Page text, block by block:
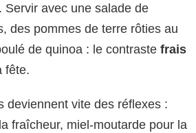
Servir avec une salade de
des pommes de terre rôties au
de quinoa : le contraste frais
fête.
deviennent vite des réflexes :
fraîcheur, miel-moutarde pour la